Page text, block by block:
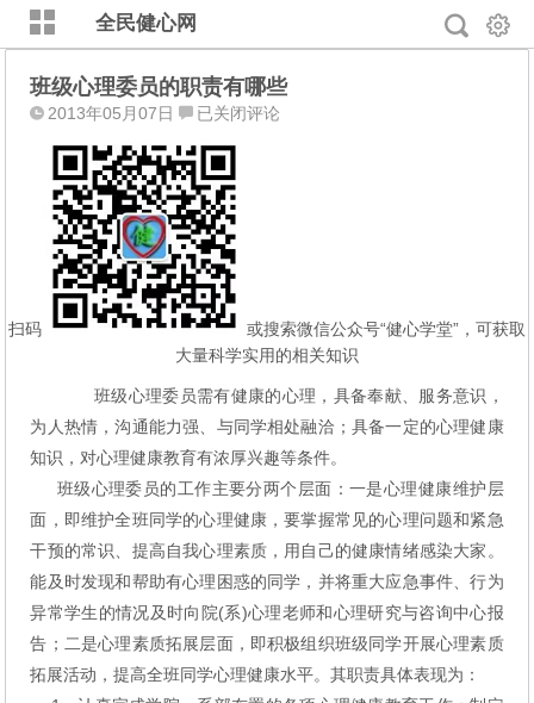
全民健心网
班级心理委员的职责有哪些
2013年05月07日
班
心
理
委
员
的
职
责
有
些
已关闭评论
扫码
或搜索微信公众号“健心学堂”，可获取
大量科学实用的相关知识
班级心理委员需有健康的心理，具备奉献、服务意识，
为人热情，沟通能力强、与同学相处融洽；具备一定的心理健康
知识，对心理健康教育有浓厚兴趣等条件。
班级心理委员的工作主要分两个层面：一是心理健康维护层
面，即维护全班同学的心理健康，要掌握常见的心理问题和紧急
干预的常识、提高自我心理素质，用自己的健康情绪感染大家。
能及时发现和帮助有心理困惑的同学，并将重大应急事件、行为
异常学生的情况及时向院(系)心理老师和心理研究与咨询中心报
告；二是心理素质拓展层面，即积极组织班级同学开展心理素质
拓展活动，提高全班同学心理健康水平。其职责具体表现为：